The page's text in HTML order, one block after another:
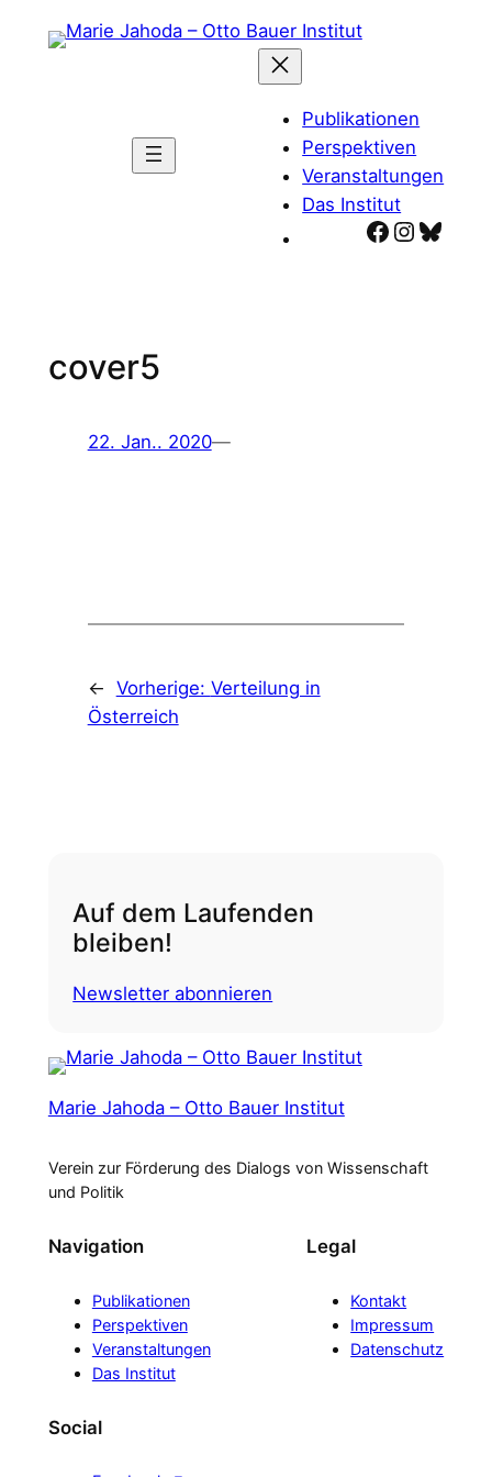
Inhalt
Publikationen
Perspektiven
Veranstaltungen
Das Institut
Facebook
cover5
22. Jan.. 2020—
← Vorherige: Verteilung in
Österreich
Auf dem Laufenden
bleiben!
Newsletter abonnieren
Marie Jahoda – Otto Bauer Institut
Verein zur Förderung des Dialogs von Wissenschaft
und Politik
Navigation
Publikationen
Perspektiven
Veranstaltungen
Das Institut
Legal
Kontakt
Impressum
Datenschutz
Social